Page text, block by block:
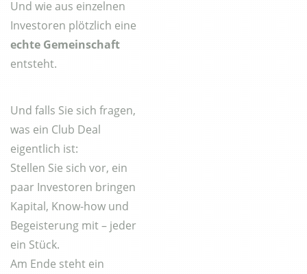
Und wie aus einzelnen
Investoren plötzlich eine
echte Gemeinschaft
entsteht.
Und falls Sie sich fragen,
was ein Club Deal
eigentlich ist:
Stellen Sie sich vor, ein
paar Investoren bringen
Kapital, Know-how und
Begeisterung mit – jeder
ein Stück.
Am Ende steht ein